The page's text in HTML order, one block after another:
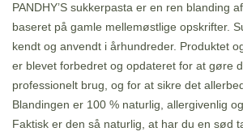
PANDHY’S sukkerpasta er en ren blanding
baseret på gamle mellemøstlige opskrifter.
kendt og anvendt i århundreder. Produktet
er blevet forbedret og opdateret for at gøre
professionelt brug, og for at sikre det
Blandingen er 100 % naturlig, allergivenlig
Faktisk er den så naturlig, at har du en sød